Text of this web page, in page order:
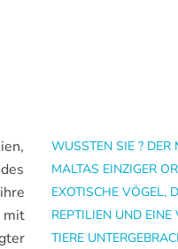
mit
WUSSTEN SIE ? DER
MALTAS EINZIGER
EXOTISCHE VÖGEL,
REPTILIEN UND
TIERE